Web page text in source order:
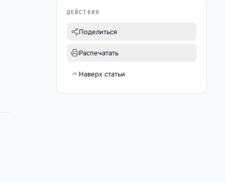
ДЕЙСТВИЯ
Поделиться
Распечатать
Наверх статьи